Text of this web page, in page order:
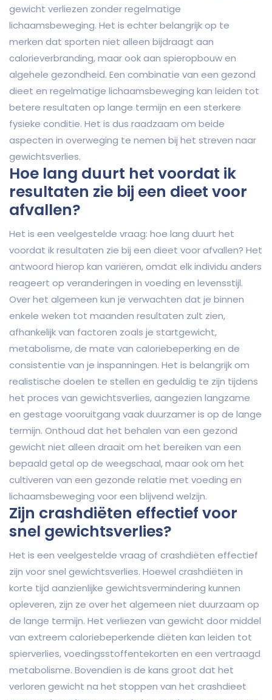
gewicht verliezen zonder regelmatige
lichaamsbeweging. Het is echter belangrijk op te
merken dat sporten niet alleen bijdraagt aan
calorieverbranding, maar ook aan spieropbouw en
algehele gezondheid. Een combinatie van een gezond
dieet en regelmatige lichaamsbeweging kan leiden tot
betere resultaten op lange termijn en een sterkere
fysieke conditie. Het is dus raadzaam om beide
aspecten in overweging te nemen bij het streven naar
gewichtsverlies.
Hoe lang duurt het voordat ik
resultaten zie bij een dieet voor
afvallen?
Het is een veelgestelde vraag: hoe lang duurt het
voordat ik resultaten zie bij een dieet voor afvallen? Het
antwoord hierop kan variëren, omdat elk individu anders
reageert op veranderingen in voeding en levensstijl.
Over het algemeen kun je verwachten dat je binnen
enkele weken tot maanden resultaten zult zien,
afhankelijk van factoren zoals je startgewicht,
metabolisme, de mate van caloriebeperking en de
consistentie van je inspanningen. Het is belangrijk om
realistische doelen te stellen en geduldig te zijn tijdens
het proces van gewichtsverlies, aangezien langzame
en gestage vooruitgang vaak duurzamer is op de lange
termijn. Onthoud dat het behalen van een gezond
gewicht niet alleen draait om het bereiken van een
bepaald getal op de weegschaal, maar ook om het
cultiveren van een gezonde relatie met voeding en
lichaamsbeweging voor een blijvend welzijn.
Zijn crashdiëten effectief voor
snel gewichtsverlies?
Het is een veelgestelde vraag of crashdiëten effectief
zijn voor snel gewichtsverlies. Hoewel crashdiëten in
korte tijd aanzienlijke gewichtsvermindering kunnen
opleveren, zijn ze over het algemeen niet duurzaam op
de lange termijn. Het verliezen van gewicht door middel
van extreem caloriebeperkende diëten kan leiden tot
spierverlies, voedingsstoffentekorten en een vertraagd
metabolisme. Bovendien is de kans groot dat het
verloren gewicht na het stoppen van het crashdieet